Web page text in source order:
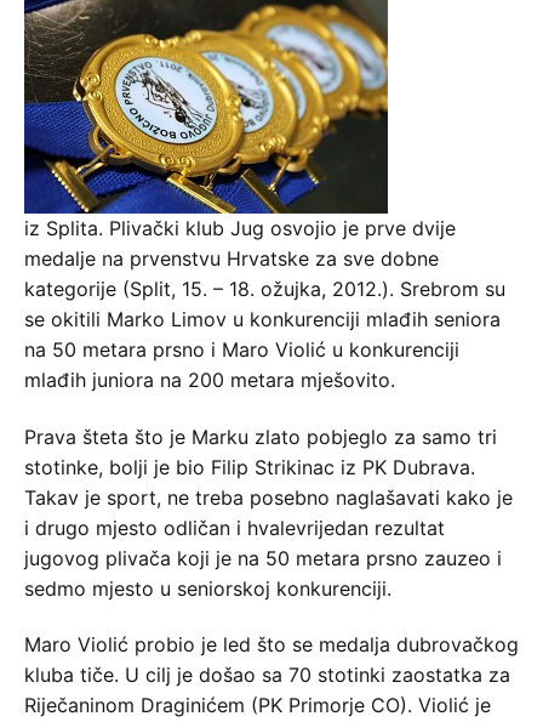
iz Splita. Plivački klub Jug osvojio je prve dvije
medalje na prvenstvu Hrvatske za sve dobne
kategorije (Split, 15. – 18. ožujka, 2012.). Srebrom su
se okitili Marko Limov u konkurenciji mlađih seniora
na 50 metara prsno i Maro Violić u konkurenciji
mlađih juniora na 200 metara mješovito.
Prava šteta što je Marku zlato pobjeglo za samo tri
stotinke, bolji je bio Filip Strikinac iz PK Dubrava.
Takav je sport, ne treba posebno naglašavati kako je
i drugo mjesto odličan i hvalevrijedan rezultat
jugovog plivača koji je na 50 metara prsno zauzeo i
sedmo mjesto u seniorskoj konkurenciji.
Maro Violić probio je led što se medalja dubrovačkog
kluba tiče. U cilj je došao sa 70 stotinki zaostatka za
Riječaninom Draginićem (PK Primorje CO). Violić je